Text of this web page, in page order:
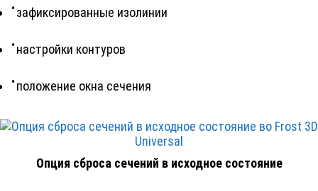
зафиксированные изолинии
настройки контуров
положение окна сечения
Опция сброса сечений в исходное состояние